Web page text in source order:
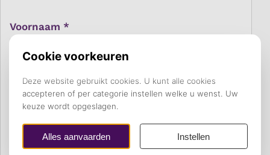
Voornaam *
Tussenvoegsel *